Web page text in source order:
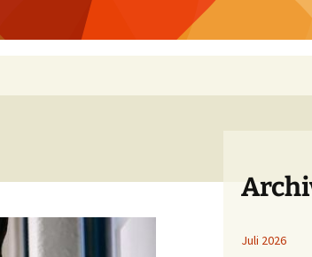
Juli 2026